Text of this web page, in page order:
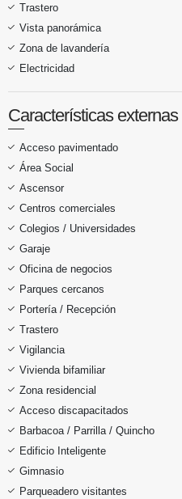
Trastero
Vista panorámica
Zona de lavandería
Electricidad
Características externas
Acceso pavimentado
Área Social
Ascensor
Centros comerciales
Colegios / Universidades
Garaje
Oficina de negocios
Parques cercanos
Portería / Recepción
Trastero
Vigilancia
Vivienda bifamiliar
Zona residencial
Acceso discapacitados
Barbacoa / Parrilla / Quincho
Edificio Inteligente
Gimnasio
Parqueadero visitantes